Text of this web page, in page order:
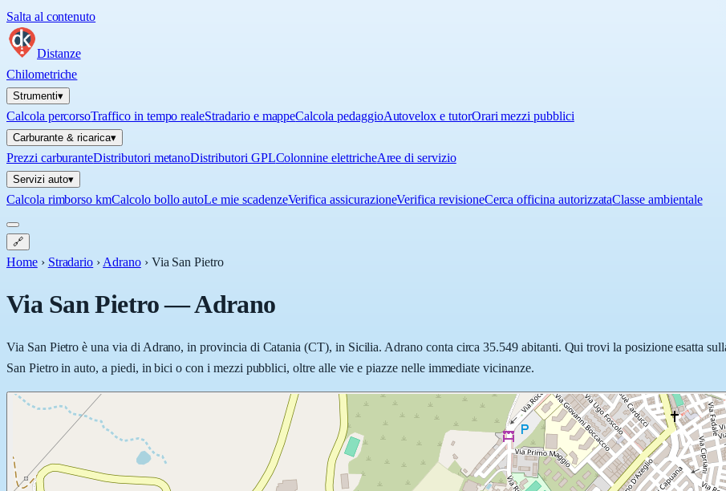
Salta al contenuto
Distanze
Chilometriche
Strumenti▾
Calcola percorsoTraffico in tempo realeStradario e mappeCalcola pedaggioAutovelox e tutorOrari mezzi pubblici
Carburante & ricarica▾
Prezzi carburanteDistributori metanoDistributori GPLColonnine elettricheAree di servizio
Servizi auto▾
Calcola rimborso kmCalcolo bollo autoLe mie scadenzeVerifica assicurazioneVerifica revisioneCerca officina autorizzataClasse ambientale
🔗
Home › Stradario › Adrano › Via San Pietro
Via San Pietro—Adrano
Via San Pietro è una via di Adrano, in provincia di Catania (CT), in Sicilia. Adrano conta circa 35.549 abitanti. Qui trovi la posizione esatta
San Pietro in auto, a piedi, in bici o con i mezzi pubblici, oltre alle vie e piazze nelle immediate vicinanze.